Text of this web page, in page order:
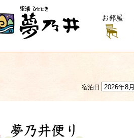
お部屋
宿泊日
夢乃井便り